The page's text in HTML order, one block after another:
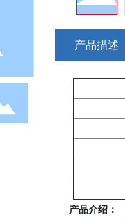
产品描述
产品介绍：